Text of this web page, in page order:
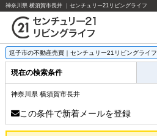
神奈川県 横須賀市長井 ｜センチュリー21リビングライフ
逗子市の不動産売買｜センチュリー21リビングライフ
現在の検索条件
神奈川県 横須賀市長井
この条件で新着メールを登録